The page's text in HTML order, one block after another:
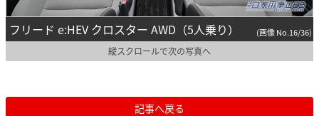
フリード e:HEV クロスター AWD（5人乗り） (画像 No.16/36)
縦スクロールで次の写真へ
記事へ戻る